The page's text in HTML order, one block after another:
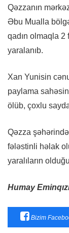
Qəzzanın
Əbu Mualla
qadın olmaqla
yaralanıb.
Xan Yunisin
paylama
ölüb, çoxlu
Qəzza
fələstinli həlak
yaralıların
Humay
Bizim